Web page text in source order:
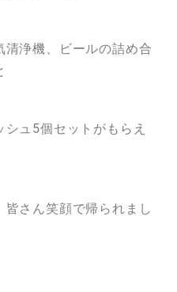
浄機、ビールの詰め合
ュ5個セットがもらえ
さん笑顔で帰られまし